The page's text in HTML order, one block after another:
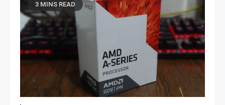
3 MINS READ